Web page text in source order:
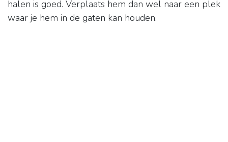
halen is goed. Verplaats hem dan wel naar een plek
waar je hem in de gaten kan houden.